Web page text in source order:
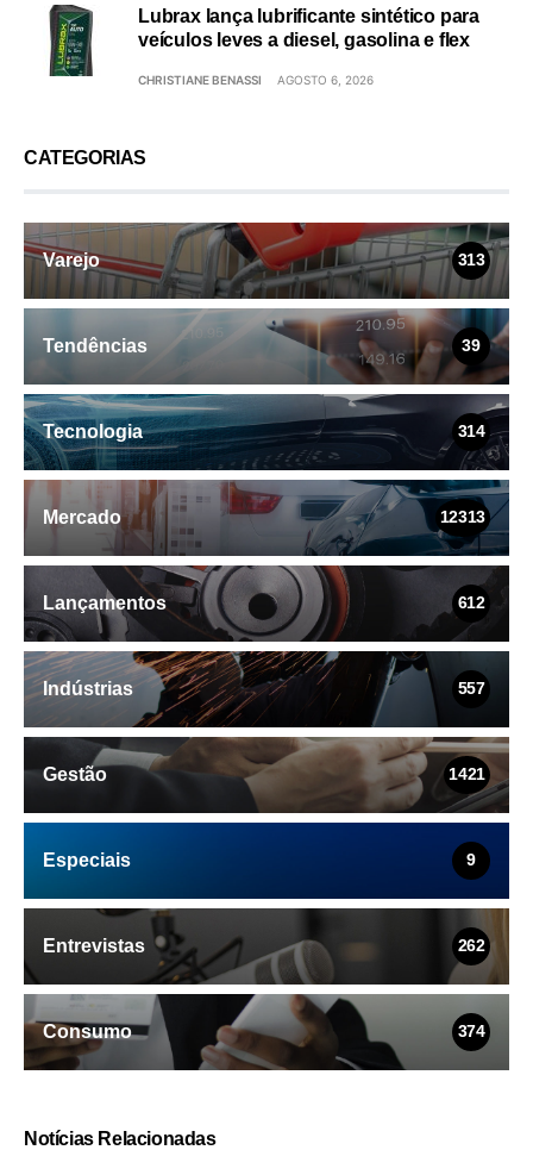
Lubrax lança lubrificante sintético para
veículos leves a diesel, gasolina e flex
CHRISTIANE BENASSI AGOSTO 6, 2026
CATEGORIAS
Varejo 313
Tendências 39
Tecnologia 314
Mercado 12313
Lançamentos 612
Indústrias 557
Gestão 1421
Especiais 9
Entrevistas 262
Consumo 374
Notícias Relacionadas